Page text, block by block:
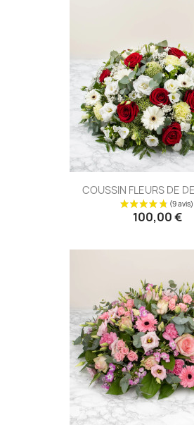
COUSSIN FLEURS DE
100,00 €